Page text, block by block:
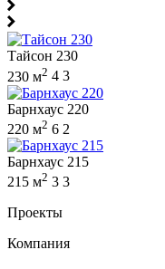
Тайсон 230
230 м2 4 3
Барнхаус 220
220 м2 6 2
Барнхаус 215
215 м2 3 3
Проекты
Компания